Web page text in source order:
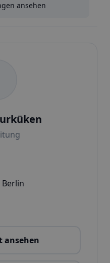
ansehen
Berlin
ansehen